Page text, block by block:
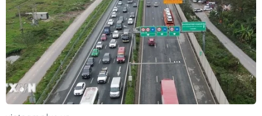
Theo kế hoạch của Ant Group, công ty mới này sẽ tiếp
quản mảng kinh doanh tín dụng tiêu dùng, phù hợp với
quy định của hai công ty tín dụng vi mô.